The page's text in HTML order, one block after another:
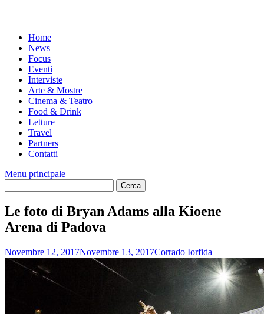
Home
News
Focus
Eventi
Interviste
Arte & Mostre
Cinema & Teatro
Food & Drink
Letture
Travel
Partners
Contatti
Menu principale
Le foto di Bryan Adams alla Kioene
Arena di Padova
Novembre 12, 2017Novembre 13, 2017Corrado Iorfida